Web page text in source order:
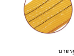
มาตร